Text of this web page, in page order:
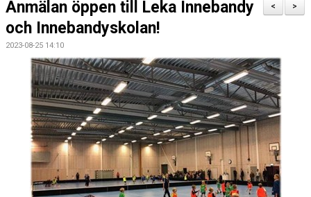
NYHETER
FÖRENINGEN
KALENDER
VÅRA LAG/TRÄNARE
MATCHER
KONTAKTUPPGIFTER VÅRA LAG
>
<
Anmälan öppen till Leka Innebandy
och Innebandyskolan!
2023-08-25 14:10